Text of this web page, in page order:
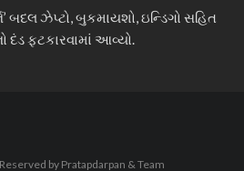
બદલ ઝેપ્ટો, બુકમાયશો, ઇન્ડિગો સહિત
દંડ ફટકારવામાં આવ્યો.
by Pratapdarpan & Team